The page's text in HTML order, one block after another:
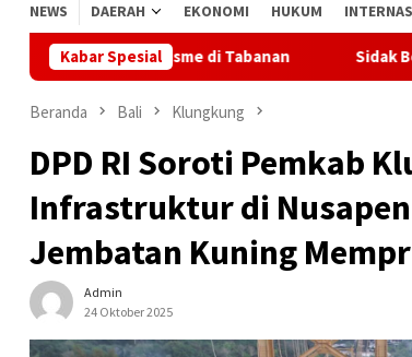
NEWS DAERAH EKONOMI HUKUM
Kabar SpesialSidak Bea Cukai Ngurah Rai, Komisi I
Beranda Bali Klungkung
DPD RI Soroti Pemkab
Infrastruktur di
Jembatan Kuning
Admin
24 Oktober 2025